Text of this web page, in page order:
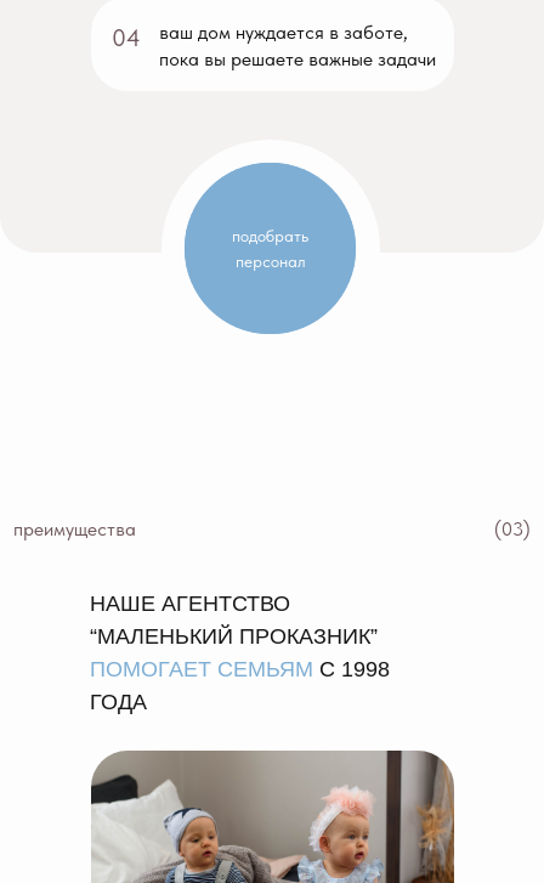
04
ваш дом нуждается в заботе,
пока вы решаете важные задачи
подобрать
персонал
(03)
НАШЕ АГЕНТСТВО
“МАЛЕНЬКИЙ ПРОКАЗНИК”
ПОМОГАЕТ СЕМЬЯМ С 1998
ГОДА
преимущества